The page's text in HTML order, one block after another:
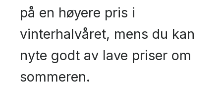
på en høyere pris i
vinterhalvåret, mens du kan
nyte godt av lave priser om
sommeren.